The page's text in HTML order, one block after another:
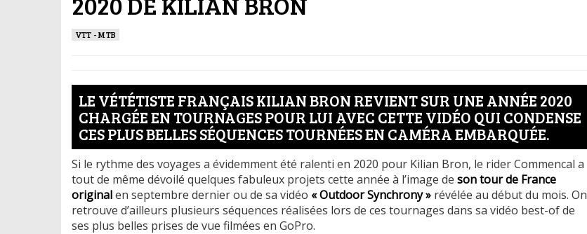
VTT - MTB
LE VÉTÉTISTE FRANÇAIS KILIAN BRON REVIENT SUR UNE ANNÉE 2020
CHARGÉE EN TOURNAGES POUR LUI AVEC CETTE VIDÉO QUI CONDENSE
CES PLUS BELLES SÉQUENCES TOURNÉES EN CAMÉRA EMBARQUÉE.
Si le rythme des voyages a évidemment été ralenti en 2020 pour Kilian Bron, le rider Commencal a
tout de même dévoilé quelques fabuleux projets cette année à l’image de son tour de France
originalen septembre dernier ou de sa vidéo « Outdoor Synchrony » révélée au début du mois. On
retrouve d’ailleurs plusieurs séquences réalisées lors de ces tournages dans sa vidéo best-of de
ses plus belles prises de vue filmées en GoPro.